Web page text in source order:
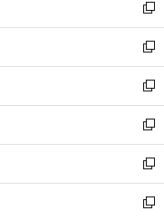
で
開
く
ド
ウ
で
開
く
ィ
ン
ド
ウ
で
開
く
い
ウ
ィ
ン
ド
ウ
で
開
く
新
し
い
ウ
ィ
ン
ド
ウ
で
開
く
新
し
い
ウ
ィ
ン
ド
ウ
で
新
し
い
ウ
ィ
ン
ド
新
し
い
ウ
ィ
新
し
い
新